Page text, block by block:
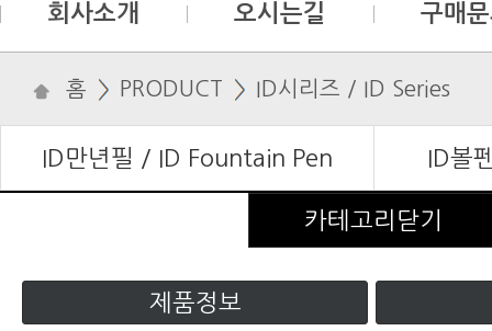
회사소개 오시는길 구매
홈 PRODUCT ID시리즈 / ID Series
ID만년필 / ID Fountain Pen ID볼
카테고리닫기
제품정보